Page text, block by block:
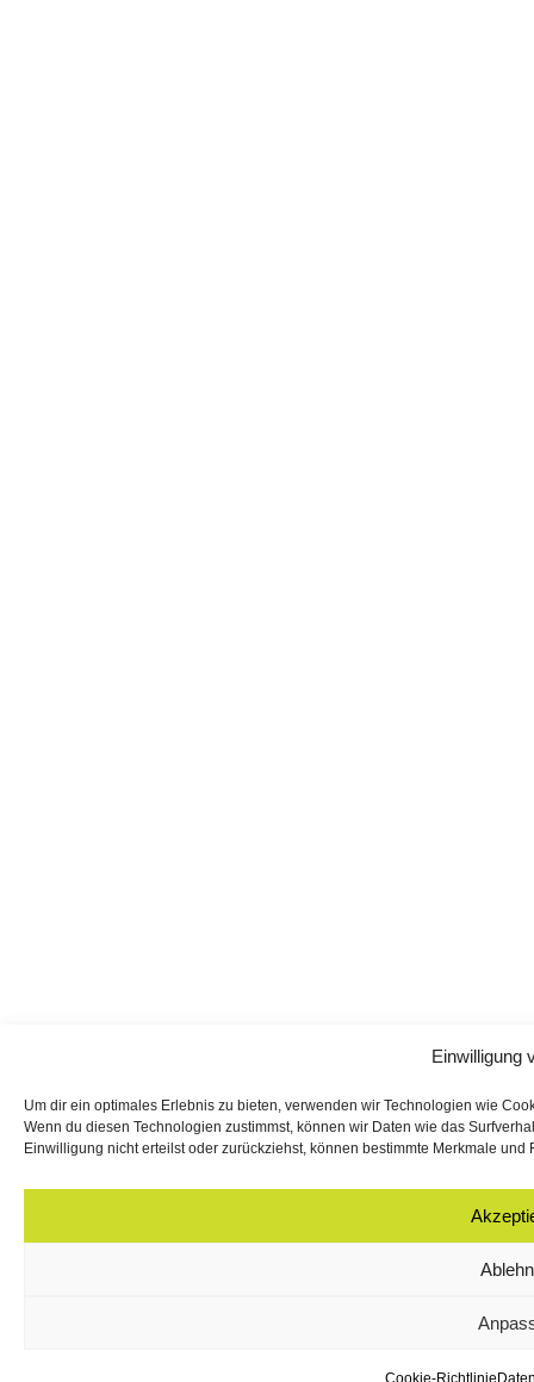
Einwilligung
Um dir ein optimales Erlebnis zu bieten, verwenden wir Technologien wie
Wenn du diesen Technologien zustimmst, können wir Daten wie das
Einwilligung nicht erteilst oder zurückziehst, können bestimmte Merkmale
Cookie-Richtlinie